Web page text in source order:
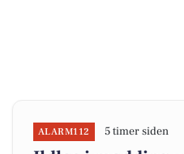
ALARM112 5 timer siden